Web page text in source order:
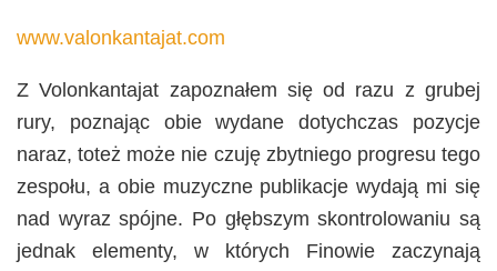
www.valonkantajat.com
Z Volonkantajat zapoznałem się od razu z grubej
rury, poznając obie wydane dotychczas pozycje
naraz, toteż może nie czuję zbytniego progresu tego
zespołu, a obie muzyczne publikacje wydają mi się
nad wyraz spójne. Po głębszym skontrolowaniu są
jednak elementy, w których Finowie zaczynają